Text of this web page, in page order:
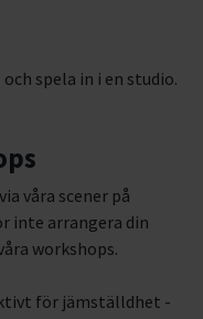
spela in i en studio.
våra scener på
inte arrangera din
workshops.
för jämställdhet -